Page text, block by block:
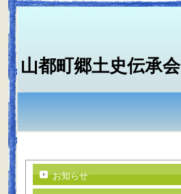
山都町郷土史伝承会
お知らせ